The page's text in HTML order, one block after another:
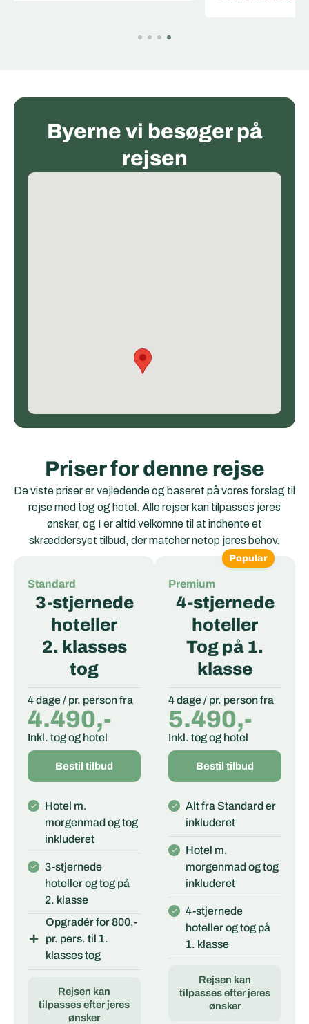
Byerne vi besøger på
rejsen
Priser for denne rejse
De viste priser er vejledende og baseret på vores forslag til
rejse med tog og hotel. Alle rejser kan tilpasses jeres
ønsker, og I er altid velkomne til at indhente et
skræddersyet tilbud, der matcher netop jeres behov.
Standard
3-stjernede
hoteller
2. klasses
tog
4 dage / pr. person fra
4.490,-
Inkl. tog og hotel
Bestil tilbud
Hotel m.
morgenmad og tog
inkluderet
3-stjernede
hoteller og tog på
2. klasse
Opgradér for 800,-
pr. pers. til 1.
klasses tog
Rejsen kan
tilpasses efter jeres
ønsker
Premium
4-stjernede
hoteller
Tog på 1.
klasse
4 dage / pr. person fra
5.490,-
Inkl. tog og hotel
Bestil tilbud
Alt fra Standard er
inkluderet
Hotel m.
morgenmad og tog
inkluderet
4-stjernede
hoteller og tog på
1. klasse
Rejsen kan
tilpasses efter jeres
ønsker
Popular